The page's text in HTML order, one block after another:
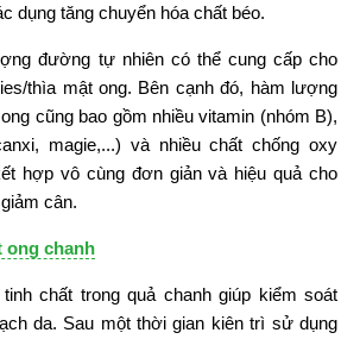
dụng tăng chuyển hóa chất béo.
đường tự nhiên có thể cung cấp cho
thìa mật ong. Bên cạnh đó, hàm lượng
cũng bao gồm nhiều vitamin (nhóm B),
magie,...) và nhiều chất chống oxy
hợp vô cùng đơn giản và hiệu quả cho
cân.
ong chanh
chất trong quả chanh giúp kiểm soát
da. Sau một thời gian kiên trì sử dụng